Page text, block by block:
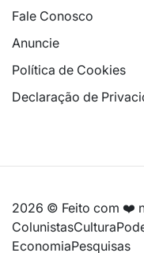
Fale Conosco
Anuncie
Política de Cookies
Declaração de
2026 © Feito com ❤️
ColunistasCultura
EconomiaPesquisas